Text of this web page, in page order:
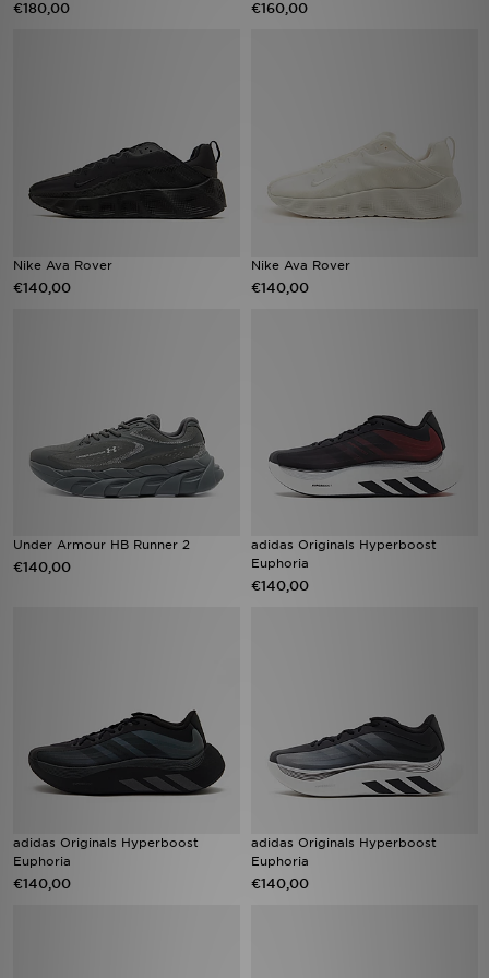
€180,00 €160,00
Nike Ava Rover
€140,00
Nike Ava Rover
€140,00
Under Armour HB Runner 2
€140,00
adidas Originals Hyperboost
Euphoria
€140,00
adidas Originals Hyperboost
Euphoria
€140,00
adidas Originals Hyperboost
Euphoria
€140,00
Klantenservice
Wie wij zijn